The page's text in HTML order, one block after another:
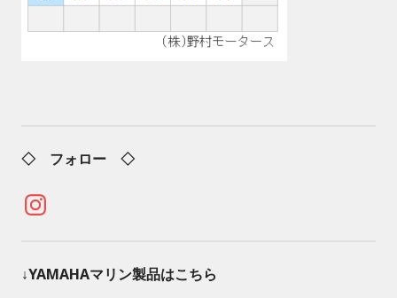
◇ フォロー ◇
Instagram
↓YAMAHAマリン製品はこちら